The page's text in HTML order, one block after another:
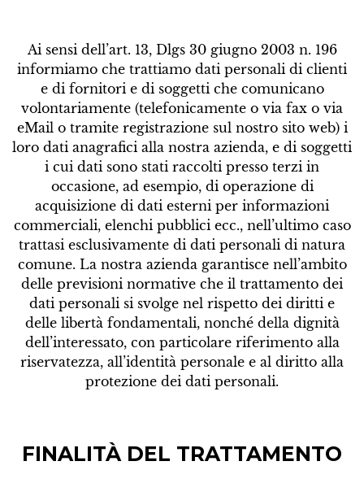
Ai sensi dell’art. 13, Dlgs 30 giugno 2003 n. 196
informiamo che trattiamo dati personali di clienti
e di fornitori e di soggetti che comunicano
volontariamente (telefonicamente o via fax o via
eMail o tramite registrazione sul nostro sito web) i
loro dati anagrafici alla nostra azienda, e di soggetti
i cui dati sono stati raccolti presso terzi in
occasione, ad esempio, di operazione di
acquisizione di dati esterni per informazioni
commerciali, elenchi pubblici ecc., nell’ultimo caso
trattasi esclusivamente di dati personali di natura
comune. La nostra azienda garantisce nell’ambito
delle previsioni normative che il trattamento dei
dati personali si svolge nel rispetto dei diritti e
delle libertà fondamentali, nonché della dignità
dell’interessato, con particolare riferimento alla
riservatezza, all’identità personale e al diritto alla
protezione dei dati personali.
FINALITÀ DEL TRATTAMENTO